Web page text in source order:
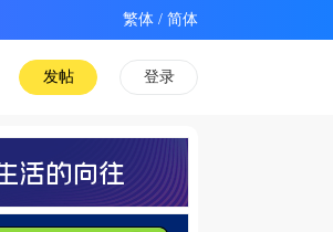
/
登录
发帖